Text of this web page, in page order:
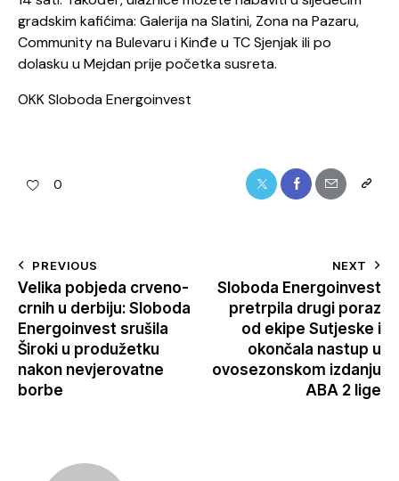
gradskim kafićima: Galerija na Slatini, Zona na Pazaru,
Community na Bulevaru i Kinđe u TC Sjenjak ili po
dolasku u Mejdan prije početka susreta.
OKK Sloboda Energoinvest
0
PREVIOUS
Velika pobjeda crveno-
crnih u derbiju: Sloboda
Energoinvest srušila
Široki u produžetku
nakon nevjerovatne
borbe
NEXT
Sloboda Energoinvest
pretrpila drugi poraz
od ekipe Sutjeske i
okončala nastup u
ovosezonskom izdanju
ABA 2 lige